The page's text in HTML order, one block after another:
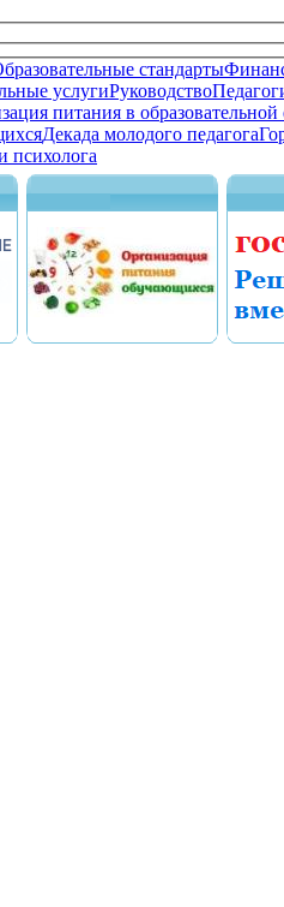
стандарты
услугиРуководство
питания в образовательной
Декада молодого педагога
психолога